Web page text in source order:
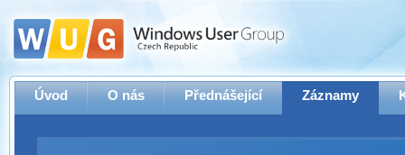
Úvod O nás Přednášející Záznamy